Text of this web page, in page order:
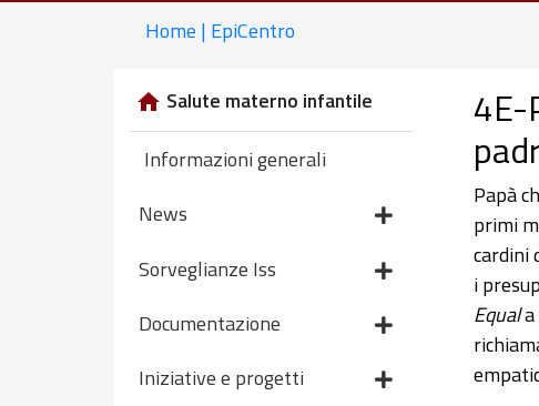
Home | EpiCentro
Salute materno infantile
Informazioni generali
News
Sorveglianze Iss
Documentazione
Iniziative e progetti
4E-
Papà
primi
cardini
i
Equala